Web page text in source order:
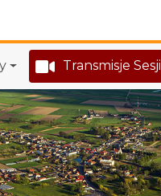
Transmisje Sesji